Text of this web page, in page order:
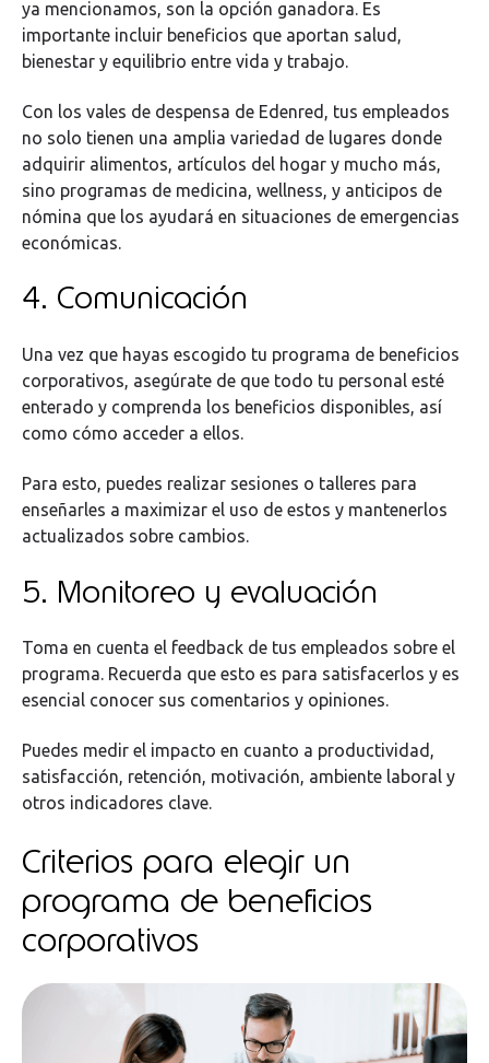
ya mencionamos, son la opción ganadora. Es
importante incluir beneficios que aportan salud,
bienestar y equilibrio entre vida y trabajo.
Con los vales de despensa de Edenred, tus empleados
no solo tienen una amplia variedad de lugares donde
adquirir alimentos, artículos del hogar y mucho más,
sino programas de medicina, wellness, y anticipos de
nómina que los ayudará en situaciones de emergencias
económicas.
4. Comunicación
Una vez que hayas escogido tu programa de beneficios
corporativos, asegúrate de que todo tu personal esté
enterado y comprenda los beneficios disponibles, así
como cómo acceder a ellos.
Para esto, puedes realizar sesiones o talleres para
enseñarles a maximizar el uso de estos y mantenerlos
actualizados sobre cambios.
5. Monitoreo y evaluación
Toma en cuenta el feedback de tus empleados sobre el
programa. Recuerda que esto es para satisfacerlos y es
esencial conocer sus comentarios y opiniones.
Puedes medir el impacto en cuanto a productividad,
satisfacción, retención, motivación, ambiente laboral y
otros indicadores clave.
Criterios para elegir un
programa de beneficios
corporativos